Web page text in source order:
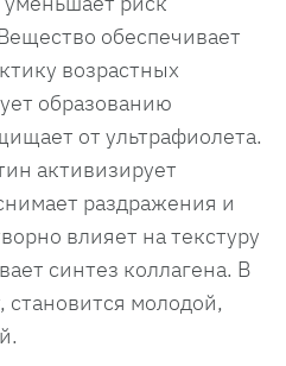
обеспечивает
возрастных
образованию
от ультрафиолета.
активизирует
раздражения и
влияет на текстуру
синтез коллагена. В
становится молодой,